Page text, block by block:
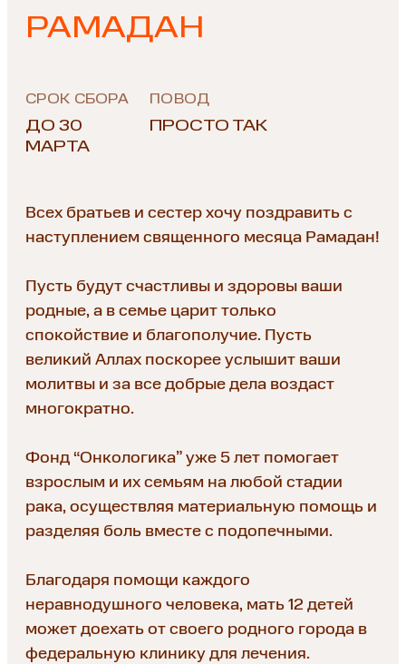
РАМАДАН
СРОК СБОРА
ДО 30
МАРТА
ПОВОД
ПРОСТО ТАК
Всех братьев и сестер хочу поздравить с
наступлением священного месяца Рамадан!
Пусть будут счастливы и здоровы ваши
родные, а в семье царит только
спокойствие и благополучие. Пусть
великий Аллах поскорее услышит ваши
молитвы и за все добрые дела воздаст
многократно.
Фонд “Онкологика” уже 5 лет помогает
взрослым и их семьям на любой стадии
рака, осуществляя материальную помощь и
разделяя боль вместе с подопечными.
Благодаря помощи каждого
неравнодушного человека, мать 12 детей
может доехать от своего родного города в
федеральную клинику для лечения.